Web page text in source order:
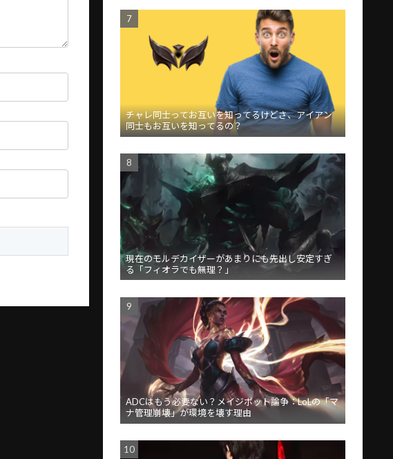
チャレ同士ってお互いを知ってるけどさ、アイアン
同士もお互いを知ってるの？
現在のモルデカイザーがあまりにも先出し安定すぎ
る「フィオラでも無理？」
ADCはもう必要ない？メイジボット論争：LoLの「マ
ナ管理崩壊」が環境を壊す理由